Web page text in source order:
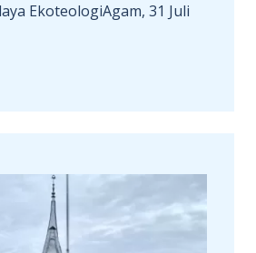
EkoteologiAgam, 31 Juli